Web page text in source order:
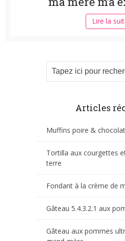
Lire la
Articles
Muffins poire & chocolat
Tortilla aux courgettes
terre
Fondant à la crème de
Gâteau 5.4.3.2.1 aux
Gâteau aux pommes